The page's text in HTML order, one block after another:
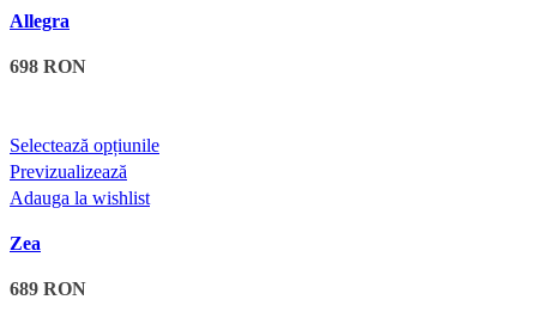
alese
Allegra
698 RON
Selectează opțiunileAcest
Previzualizează
Adauga la wishlist
Zea
689 RON